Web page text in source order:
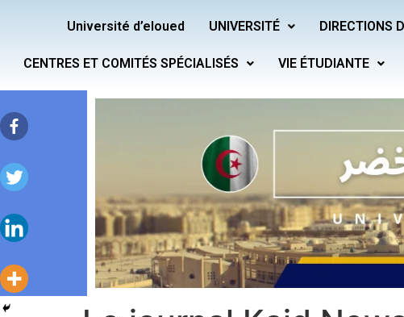
Université d’eloued UNIVERSITÉ DIRECTIONS
CENTRES ET COMITÉS SPÉCIALISÉS VIE ÉTUDIANTE